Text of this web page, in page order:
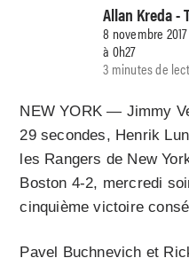
Allan Kreda -
8 novembre
à 0h27
3 minutes de
NEW YORK — Jimmy
29 secondes, Henrik
les Rangers de New
Boston 4-2, mercredi
cinquième victoire
Pavel Buchnevich et